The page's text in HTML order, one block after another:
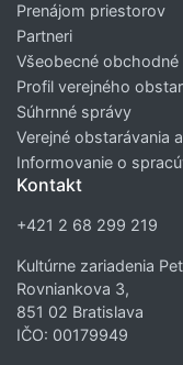
Prenájom priestorov
Partneri
Všeobecné
Profil verejného
Súhrnné správy
Verejné obstarávania
Informovanie o
Kontakt
+421 2 68 299 219
Kultúrne zariadenia
Rovniankova 3,
851 02 Bratislava
IČO: 00179949